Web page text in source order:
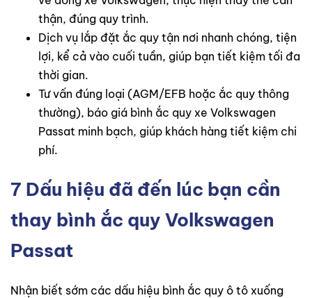
thận, đúng quy trình.
Dịch vụ lắp đặt ắc quy tận nơi nhanh chóng, tiện
lợi, kể cả vào cuối tuần, giúp bạn tiết kiệm tối đa
thời gian.
Tư vấn đúng loại (AGM/EFB hoặc ắc quy thông
thường), báo giá bình ắc quy xe Volkswagen
Passat minh bạch, giúp khách hàng tiết kiệm chi
phí.
7 Dấu hiệu đã đến lúc bạn cần
thay bình ắc quy Volkswagen
Passat
Nhận biết sớm các dấu hiệu bình ắc quy ô tô xuống